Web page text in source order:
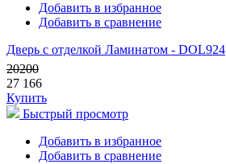
Добавить в избранное
Добавить в сравнение
Дверь с отделкой Ламинатом - DOL924
20200
27 166
Купить
Быстрый просмотр
Добавить в избранное
Добавить в сравнение